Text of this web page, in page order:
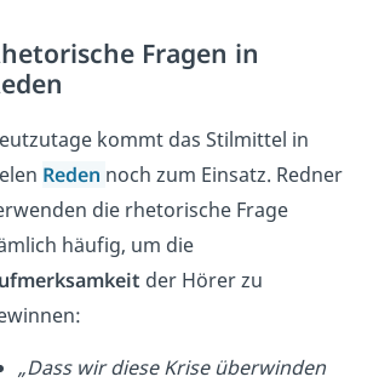
Fragen in
kommt das Stilmittel in
Reden noch zum Einsatz. Redner
die rhetorische Frage
häufig, um die
der Hörer zu
„Dass wir diese Krise überwinden